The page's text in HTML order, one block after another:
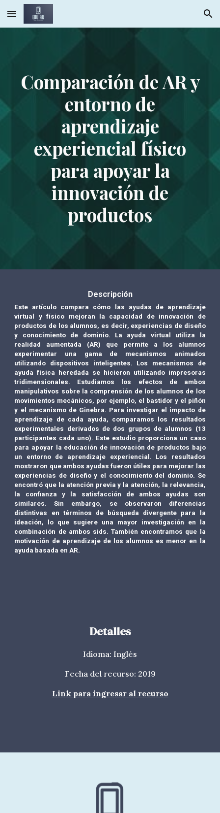
Skip to main content Skip to navigation
Comparación de AR y
entorno de
aprendizaje
experiencial físico
para apoyar la
innovación de
productos
Descripción
Este artículo compara cómo las ayudas de aprendizaje
virtual y físico mejoran la capacidad de innovación de
productos de los alumnos, es decir, experiencias de diseño
y conocimiento de dominio. La ayuda virtual utiliza la
realidad aumentada (AR) que permite a los alumnos
experimentar una gama de mecanismos animados
utilizando dispositivos inteligentes. Los mecanismos de
ayuda física heredada se hicieron utilizando impresoras
tridimensionales. Estudiamos los efectos de ambos
manipulativos sobre la comprensión de los alumnos de los
movimientos mecánicos, por ejemplo, el bastidor y el piñón
y el mecanismo de Ginebra. Para investigar el impacto de
aprendizaje de cada ayuda, comparamos los resultados
experimentales derivados de dos grupos de alumnos (13
participantes cada uno). Este estudio proporciona un caso
para apoyar la educación de innovación de productos bajo
un entorno de aprendizaje experiencial. Los resultados
mostraron que ambos ayudas fueron útiles para mejorar las
experiencias de diseño y el conocimiento del dominio. Se
encontró que la atención previa y la atención, la relevancia,
la confianza y la satisfacción de ambos ayudas son
similares. Sin embargo, se observaron diferencias
distintivas en términos de búsqueda divergente para la
ideación, lo que sugiere una mayor investigación en la
combinación de ambos sids. También encontramos que la
motivación de aprendizaje de los alumnos es menor en la
ayuda basada en AR.
Detalles
Idioma: Inglés
Fecha del recurso: 2019
Link para ingresar al recurso